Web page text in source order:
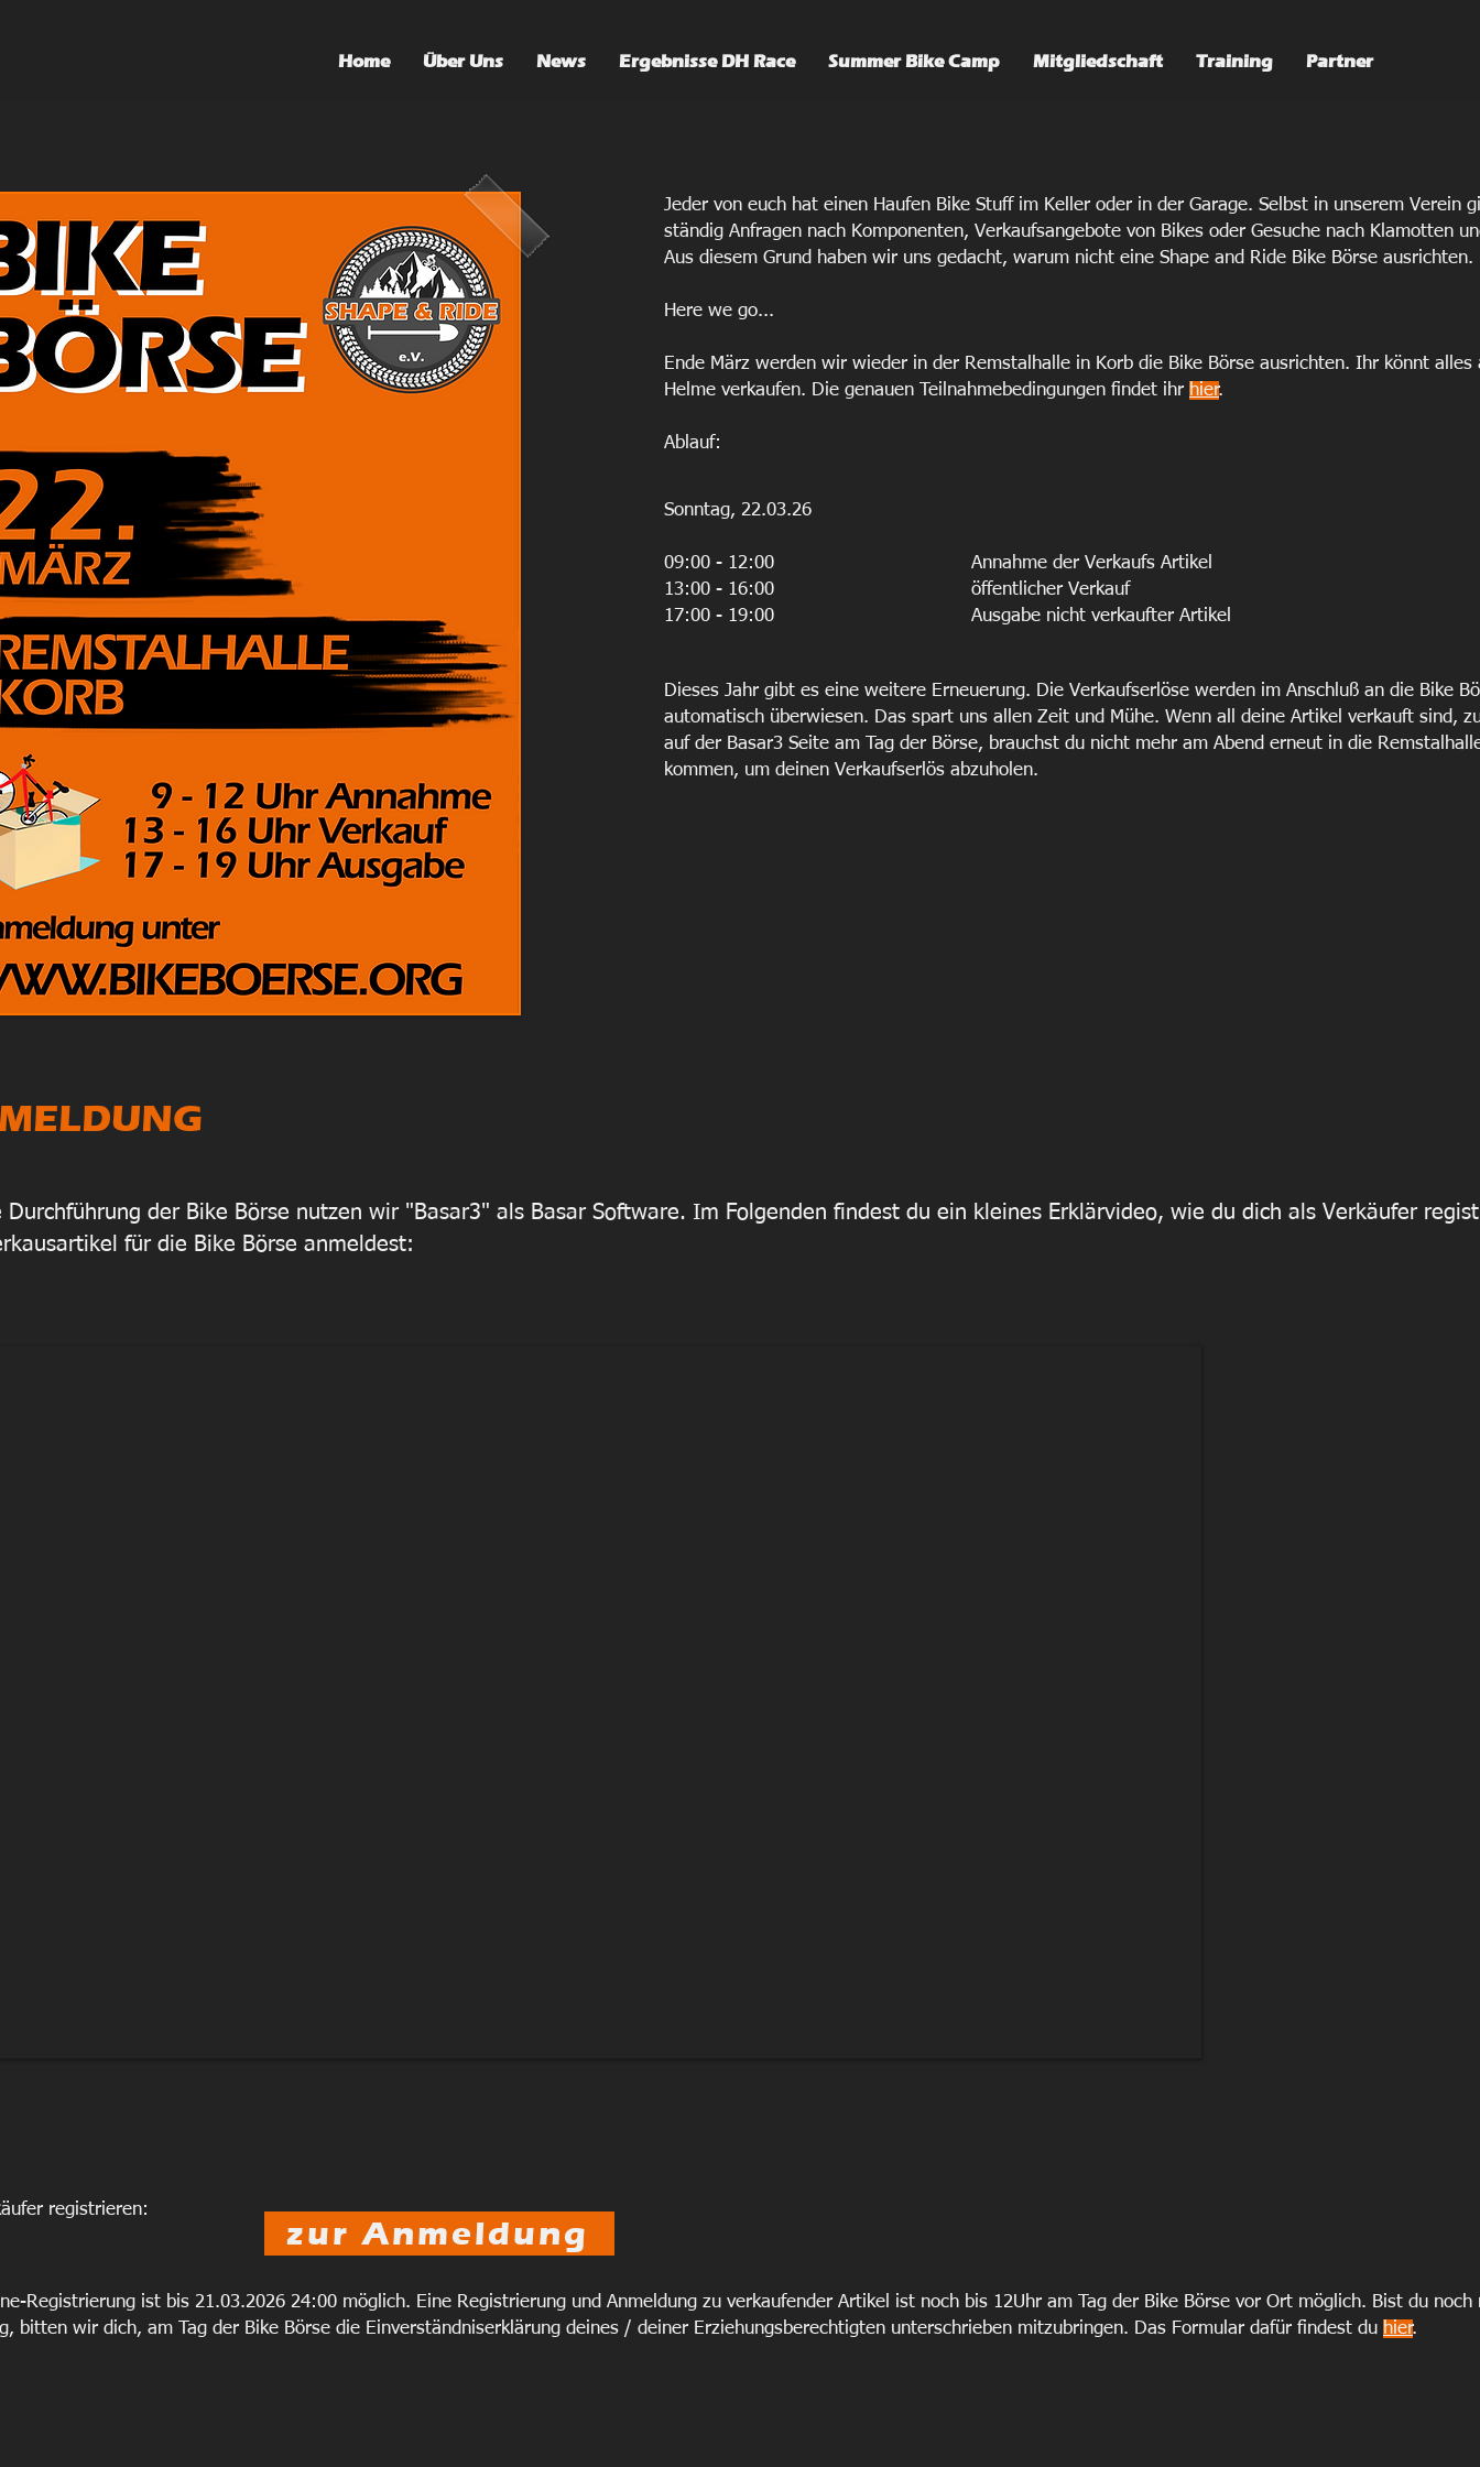
Home Über Uns News Ergebnisse DH Race Summer Bike Camp Mitgliedschaft Training Partner
Jeder von euch hat einen Haufen Bike Stuff im Keller oder in der Garage. Selbst in unserem Verein
ständig Anfragen nach Komponenten, Verkaufsangebote von Bikes oder Gesuche nach Klamotten
Aus diesem Grund haben wir uns gedacht, warum nicht eine Shape and Ride Bike Börse ausrichten.
Here we go...
Ende März werden wir wieder in der Remstalhalle in Korb die Bike Börse ausrichten. Ihr könnt alles
Helme verkaufen. Die genauen Teilnahmebedingungen findet ihr hier.
Ablauf:
Sonntag, 22.03.26
09:00 - 12:00
13:00 - 16:00
17:00 - 19:00
Annahme der Verkaufs Artikel
öffentlicher Verkauf
Ausgabe nicht verkaufter Artikel
Dieses Jahr gibt es eine weitere Erneuerung. Die Verkaufserlöse werden im Anschluß an die Bike
automatisch überwiesen. Das spart uns allen Zeit und Mühe. Wenn all deine Artikel verkauft sind,
auf der Basar3 Seite am Tag der Börse, brauchst du nicht mehr am Abend erneut in die
kommen, um deinen Verkaufserlös abzuholen.
Durchführung der Bike Börse nutzen wir "Basar3" als Basar Software. Im Folgenden findest du ein kleines Erklärvideo, wie du dich als Verkäufer
für die Bike Börse anmeldest:
registrieren:
zur Anmeldung
Registrierung ist bis 21.03.2026 24:00 möglich. Eine Registrierung und Anmeldung zu verkaufender Artikel ist noch bis 12Uhr am Tag der Bike Börse vor Ort möglich. Bist du noch
bitten wir dich, am Tag der Bike Börse die Einverständniserklärung deines / deiner Erziehungsberechtigten unterschrieben mitzubringen. Das Formular dafür findest du hier.